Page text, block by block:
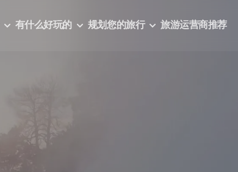
有什么好玩的 规划您的旅行 旅游运营商推荐